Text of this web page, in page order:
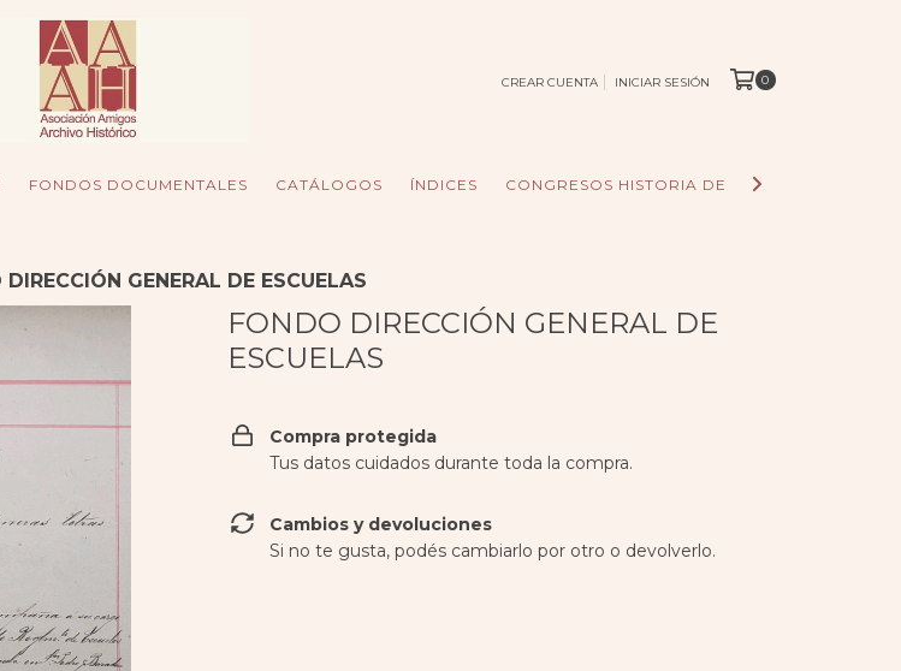
CREAR CUENTA INICIAR SESIÓN 0
FONDOS DOCUMENTALES CATÁLOGOS ÍNDICES CONGRESOS HISTORIA DE LOS PUEBLOS
DIRECCIÓN GENERAL DE ESCUELAS
FONDO DIRECCIÓN GENERAL DE
ESCUELAS
Compra protegida
Tus datos cuidados durante toda la compra.
Cambios y devoluciones
Si no te gusta, podés cambiarlo por otro o devolverlo.